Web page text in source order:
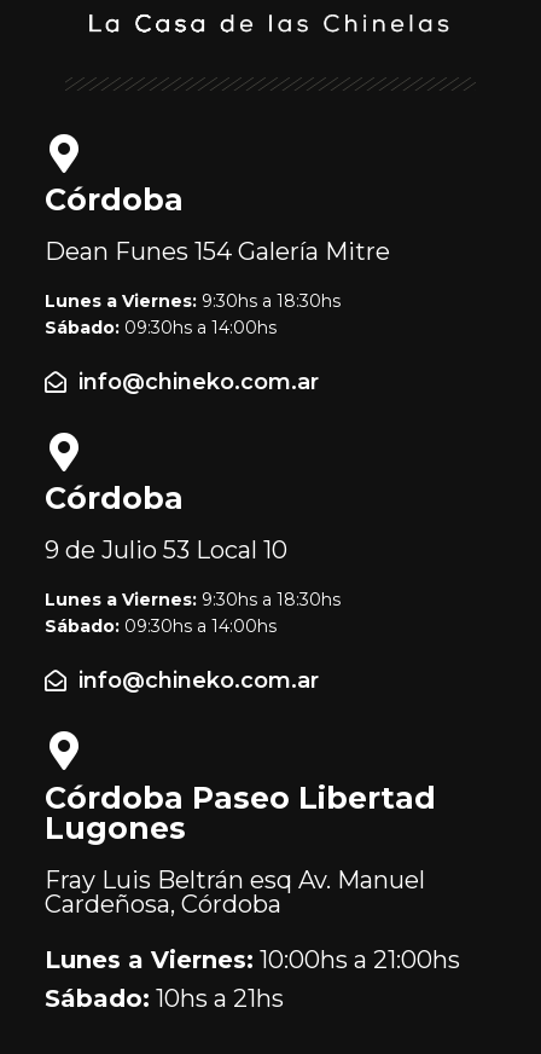
Córdoba
Dean Funes 154Galería Mitre
Lunes a Viernes: 9:30hs a 18:30hs
Sábado: 09:30hs a 14:00hs
info@chineko.com.ar
Córdoba
9 de Julio 53 Local 10
Lunes a Viernes: 9:30hs a 18:30hs
Sábado: 09:30hs a 14:00hs
info@chineko.com.ar
Córdoba Paseo Libertad
Lugones
Fray Luis Beltrán esq Av. Manuel
Cardeñosa, Córdoba
Lunes a Viernes: 10:00hs a 21:00hs
Sábado: 10hs a 21hs